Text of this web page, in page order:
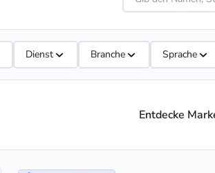
Dienst Branche Sprache
Entdecke